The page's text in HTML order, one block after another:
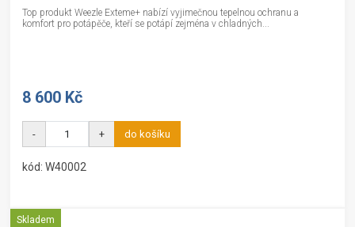
Top produkt Weezle Exteme+ nabízí vyjimečnou tepelnou ochranu a
komfort pro potápěče, kteří se potápí zejména v chladných...
8 600 Kč
- + do košíku
kód: W40002
Skladem